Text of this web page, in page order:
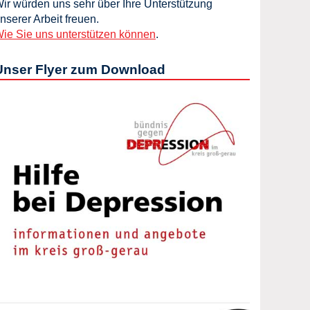
würden uns sehr über Ihre Unterstützung
Arbeit freuen.
Sie uns unterstützen können.
Flyer zum Download